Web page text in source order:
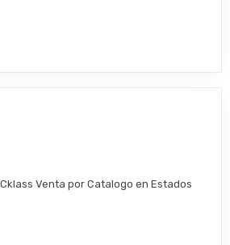
Venta por Catalogo en Estados